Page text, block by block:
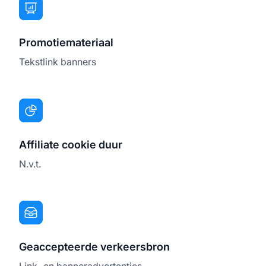
Promotiemateriaal
Tekstlink banners
Affiliate cookie duur
N.v.t.
Geaccepteerde verkeersbron